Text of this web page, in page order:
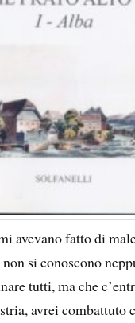
avevano fatto di
si conoscono
tutti, ma che
avrei